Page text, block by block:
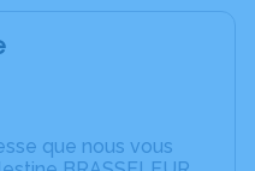
que nous vous